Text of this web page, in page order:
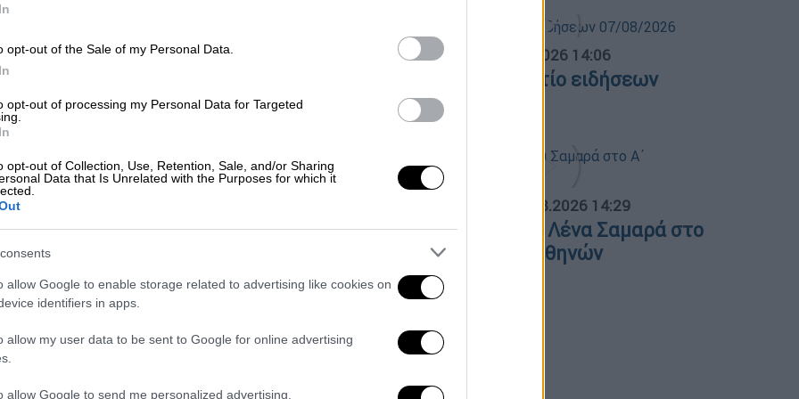
opt-out of the Sale of my Personal Data.
opt-out of processing my Personal Data for Targeted
opt-out of Collection, Use, Retention, Sale, and/or Sharing
Data that Is Unrelated with the Purposes for which it
allow Google to enable storage related to advertising like cookies on
identifiers in apps.
allow my user data to be sent to Google for online advertising
allow Google to send me personalized advertising.
Είχε γίνει κι αυτό: Όταν βγήκε σε
Ο Δίδιος Ιουλιανός αγόρασε,
Πραιτωριανούς σε δημοπρασία!
Η Γκουίνεθ Πάλτροου βγάζει σε
Μεσημεριανό... 07.08.2026 14:06
Μεσημεριανό δελτίο ειδήσεων
07/08/2026
07.08.2026 14:29
Μνημόσυνο για τη Λένα Σαμαρά στο
Α΄ Νεκροταφείο Αθηνών